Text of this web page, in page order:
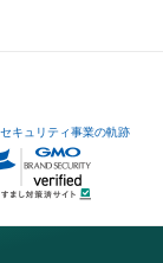
セキュリティ事業の軌跡